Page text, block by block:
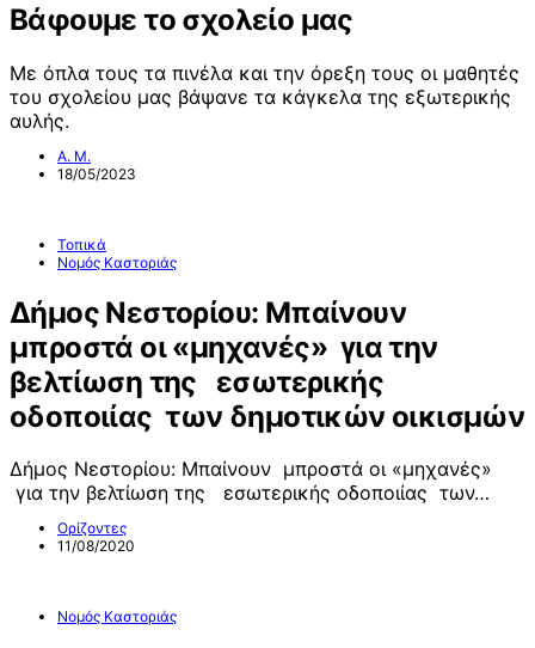
Βάφουμε το σχολείο μας
Με όπλα τους τα πινέλα και την όρεξη τους οι μαθητές
του σχολείου μας βάψανε τα κάγκελα της εξωτερικής
αυλής.
Α. Μ.
18/05/2023
Τοπικά
Νομός Καστοριάς
Δήμος Νεστορίου: Μπαίνουν
μπροστά οι «μηχανές» για την
βελτίωση της εσωτερικής
οδοποιίας των δημοτικών οικισμών
Δήμος Νεστορίου: Μπαίνουν μπροστά οι «μηχανές»
για την βελτίωση της εσωτερικής οδοποιίας των…
Ορίζοντες
11/08/2020
Νομός Καστοριάς